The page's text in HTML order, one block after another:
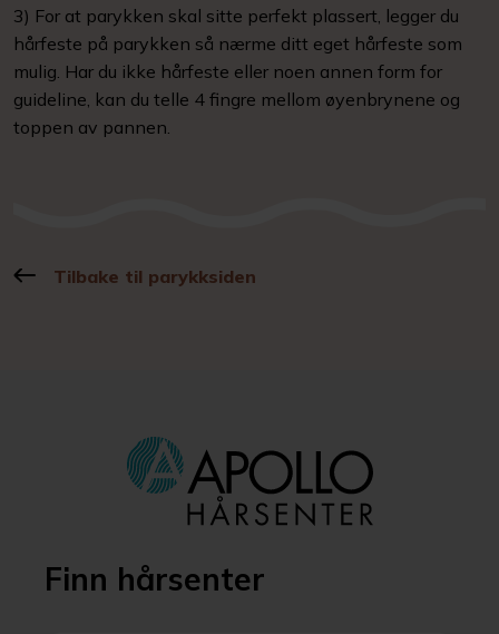
3) For at parykken skal sitte perfekt plassert, legger du
hårfeste på parykken så nærme ditt eget hårfeste som
mulig. Har du ikke hårfeste eller noen annen form for
guideline, kan du telle 4 fingre mellom øyenbrynene og
toppen av pannen.
Tilbake til parykksiden
Finn hårsenter